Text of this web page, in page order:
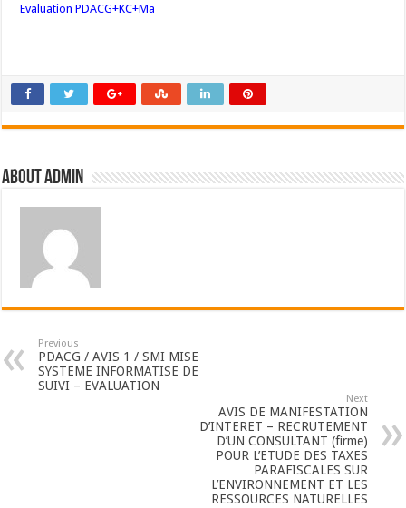
Evaluation PDACG+KC+Ma
About admin
Previous
PDACG / AVIS 1 / SMI MISE
SYSTEME INFORMATISE DE
SUIVI – EVALUATION
Next
AVIS DE MANIFESTATION
D’INTERET – RECRUTEMENT
D’UN CONSULTANT (firme)
POUR L’ETUDE DES TAXES
PARAFISCALES SUR
L’ENVIRONNEMENT ET LES
RESSOURCES NATURELLES